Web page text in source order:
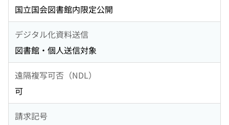
国立国会図書館内限定公開
デジタル化資料送信
図書館・個人送信対象
遠隔複写可否（NDL）
可
請求記号